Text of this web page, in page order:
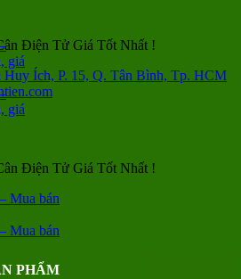
Điện Tử Giá Tốt Nhất !
Huy Ích, P. 15, Q. Tân Bình, Tp. HCM
Điện Tử Giá Tốt Nhất !
PHẨM